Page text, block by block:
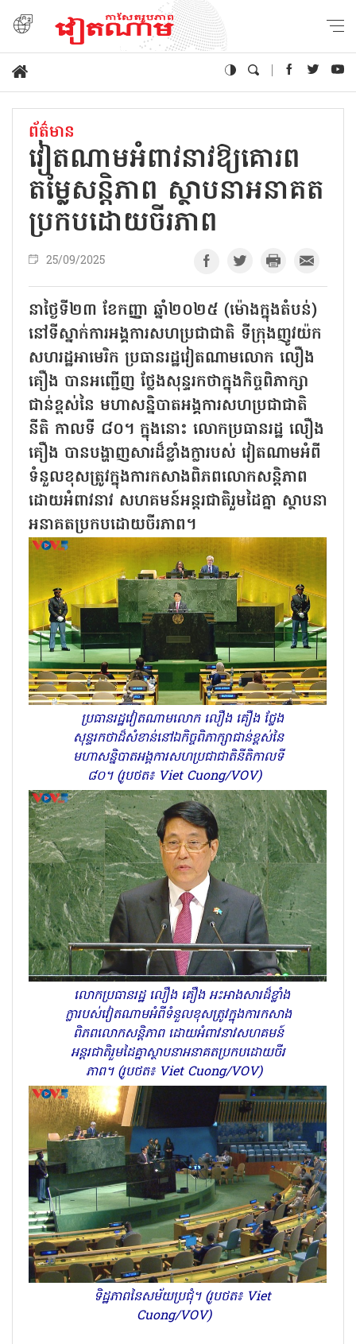
ព័ត៌មាន
វៀតណាមអំពាវនាវឱ្យគោរព
តម្លៃសន្តិភាព ស្ថាបនាអនាគត
ប្រកបដោយចីរភាព
25/09/2025
នាថ្ងៃទី២៣ ខែកញ្ញា ឆ្នាំ២០២៥ (ម៉ោងក្នុងតំបន់)
នៅទីស្នាក់ការអង្គការសហប្រជាជាតិ ទីក្រុងញូវយ៉ក
សហរដ្ឋអាមេរិក ប្រធានរដ្ឋវៀតណាមលោក លឿង
គឿង បានអញ្ជើញ ថ្លែងសុន្ទរកថាក្នុងកិច្ចពិភាក្សា
ជាន់ខ្ពស់នៃ មហាសន្និបាតអង្គការសហប្រជាជាតិ
នីតិ កាលទី ៨០។ ក្នុងនោះ លោកប្រធានរដ្ឋ លឿង
គឿង បានបង្ហាញសារដ៏ខ្លាំងក្លារបស់ វៀតណាមអំពី
ទំនួលខុសត្រូវក្នុងការកសាងពិភពលោកសន្តិភាព
ដោយអំពាវនាវ សហគមន៍អន្តរជាតិរួមដៃគ្នា ស្ថាបនា
អនាគតប្រកបដោយចីរភាព។
ប្រធានរដ្ឋវៀតណាមលោក លឿង គឿង ថ្លែង
សុន្ទរកថាដ៏សំខាន់នៅឯកិច្ចពិភាក្សាជាន់ខ្ពស់នៃ
មហាសន្និបាតអង្គការសហប្រជាជាតិនីតិកាលទី
៨០។ (រូបថត៖ Viet Cuong/VOV)
លោកប្រធានរដ្ឋ លឿង គឿង អះអាងសារដ៏ខ្លាំង
ក្លារបស់វៀតណាមអំពីទំនួលខុសត្រូវក្នុងការកសាង
ពិភពលោកសន្តិភាព ដោយអំពាវនាវសហគមន៍
អន្តរជាតិរួមដៃគ្នាស្ថាបនាអនាគតប្រកបដោយចីរ
ភាព។ (រូបថត៖ Viet Cuong/VOV)
ទិដ្ឋភាពនៃសម័យប្រជុំ។ (រូបថត៖ Viet
Cuong/VOV)